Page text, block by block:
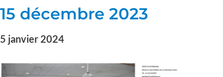
15 décembre 2023
5 janvier 2024